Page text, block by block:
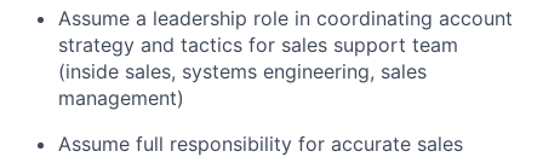
Assume a leadership role in coordinating account
strategy and tactics for sales support team
(inside sales, systems engineering, sales
management)
Assume full responsibility for accurate sales